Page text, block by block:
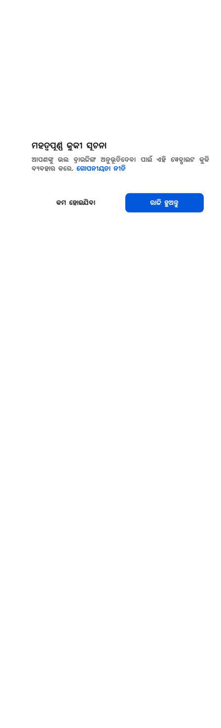
ମହତ୍ୱପୂର୍ଣ୍ଣ କୁକୀ ସୂଚନା
ଆପଣଙ୍କୁ ଭଲ ବ୍ରାଉଜିଙ୍ଗ ଅନୁଭୂତିଦେବା ପାଇଁ ଏହି ୱେବ୍ସାଇଟ କୁକି
ବ୍ୟବହାର କରେ. ଗୋପନୀୟତା ନୀତି
କମ ହୋଇଯିବା ରାଜି ହୁଅନ୍ତୁ